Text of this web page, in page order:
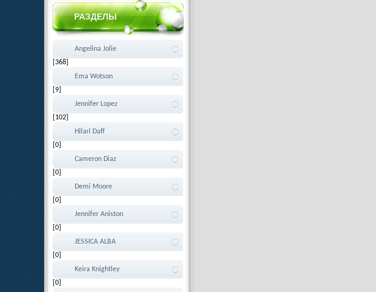
РАЗДЕЛЫ
Angelina Jolie
[368]
Ema Wotson
[9]
Jennifer Lopez
[102]
Hilari Daff
[0]
Cameron Diaz
[0]
Demi Moore
[0]
Jennifer Aniston
[0]
JESSICA ALBA
[0]
Keira Knightley
[0]